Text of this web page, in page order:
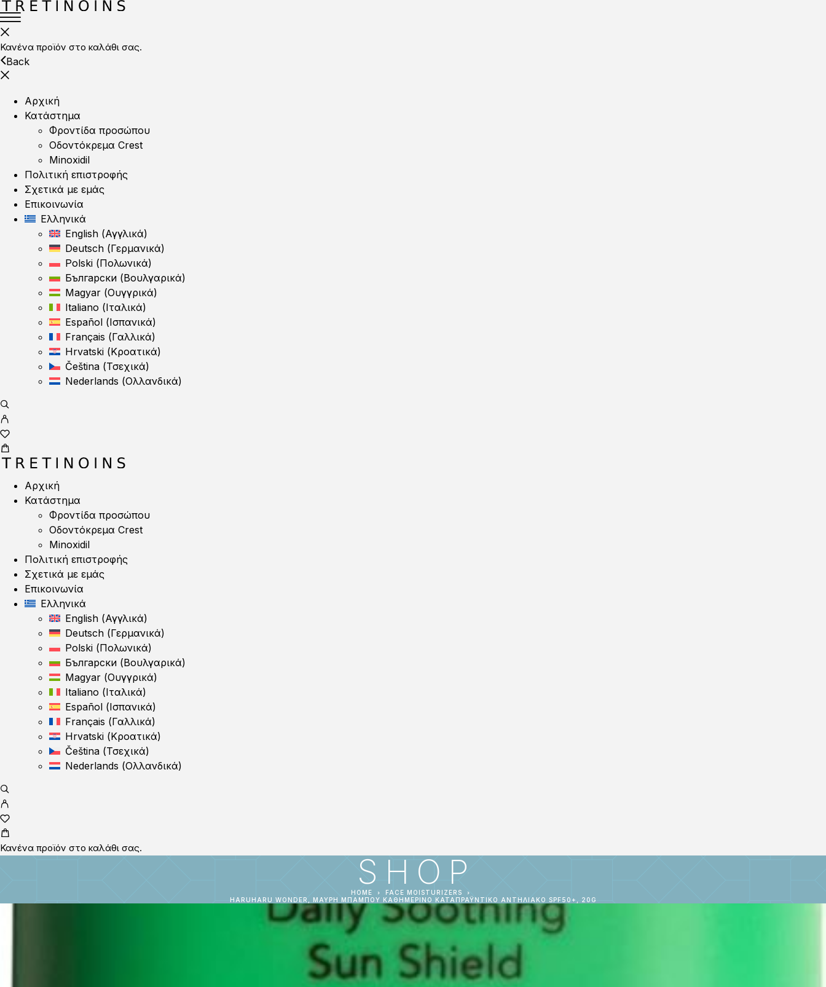
Κανένα προϊόν στο καλάθι σας.
Back
Αρχική
Κατάστημα
Φροντίδα προσώπου
Οδοντόκρεμα Crest
Minoxidil
Πολιτική επιστροφής
Σχετικά με εμάς
Επικοινωνία
Ελληνικά
English (Αγγλικά)
Deutsch (Γερμανικά)
Polski (Πολωνικά)
Български (Βουλγαρικά)
Magyar (Ουγγρικά)
Italiano (Ιταλικά)
Español (Ισπανικά)
Français (Γαλλικά)
Hrvatski (Κροατικά)
Čeština (Τσεχικά)
Nederlands (Ολλανδικά)
Αρχική
Κατάστημα
Φροντίδα προσώπου
Οδοντόκρεμα Crest
Minoxidil
Πολιτική επιστροφής
Σχετικά με εμάς
Επικοινωνία
Ελληνικά
English (Αγγλικά)
Deutsch (Γερμανικά)
Polski (Πολωνικά)
Български (Βουλγαρικά)
Magyar (Ουγγρικά)
Italiano (Ιταλικά)
Español (Ισπανικά)
Français (Γαλλικά)
Hrvatski (Κροατικά)
Čeština (Τσεχικά)
Nederlands (Ολλανδικά)
Κανένα προϊόν στο καλάθι σας.
SHOP
HOME
FACE MOISTURIZERS
HARUHARU WONDER, ΜΑΎΡΗ ΜΠΑΜΠΟΎ ΚΑΘΗΜΕΡΙΝΌ ΚΑΤΑΠΡΑΫΝΤΙΚΌ ΑΝΤΗΛΙΑΚΌ SPF50+, 20G